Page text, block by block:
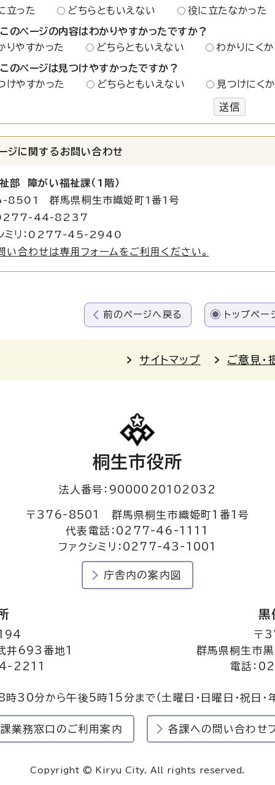
立った
どちらともいえない 役に立たなかった
このページの内容はわかりやすかったですか？
りやすかった
どちらともいえない わかりにくか
このページは見つけやすかったですか？
けやすかった
どちらともいえない 見つけにく
送信
ジに関する お問い合わせ
部 障がい福祉課（1階）
8501 群馬県桐生市織姫町1番1号
0277-44-8237
シミリ：0277-45-2940
い合わせは専用フォームをご利用ください。
前のページへ戻る トップペー
サイトマップ ご意見・
桐生市役所
法人番号：9000020102032
〒376-8501 群馬県桐生市織姫町1番1号
代表電話：0277-46-1111
ファクシミリ：0277-43-1001
庁舎内の案内図
井693番地1
2211
黒
〒
群馬県桐生市
電話：
8時30分から午後5時15分まで（土曜日・日曜日・祝日・
業務窓口のご利用案内 各課への問い合わせ
Copyright © Kiryu City. All rights reserved.